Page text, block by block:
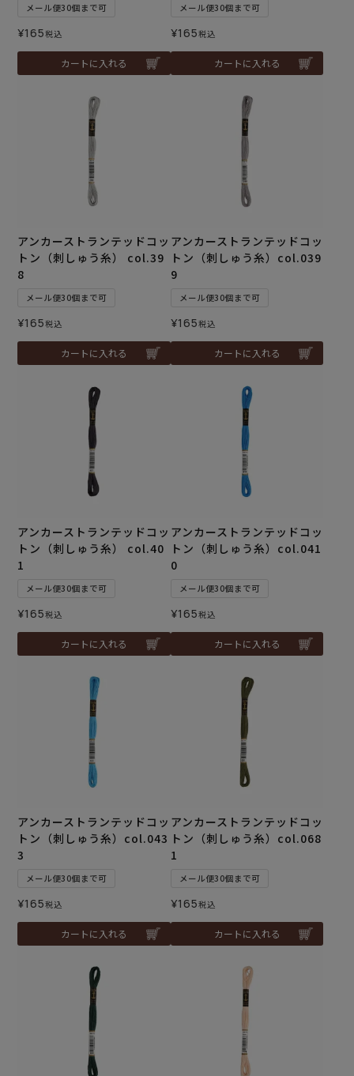
メール便30個まで可
¥165税込
カートに入れる
メール便30個まで可
¥165税込
カートに入れる
アンカーストランテッドコッ
トン（刺しゅう糸） col.39
8
メール便30個まで可
¥165税込
カートに入れる
アンカーストランテッドコッ
トン（刺しゅう糸）col.039
9
メール便30個まで可
¥165税込
カートに入れる
アンカーストランテッドコッ
トン（刺しゅう糸） col.40
1
メール便30個まで可
¥165税込
カートに入れる
アンカーストランテッドコッ
トン（刺しゅう糸）col.041
0
メール便30個まで可
¥165税込
カートに入れる
アンカーストランテッドコッ
トン（刺しゅう糸）col.043
3
メール便30個まで可
¥165税込
カートに入れる
アンカーストランテッドコッ
トン（刺しゅう糸）col.068
1
メール便30個まで可
¥165税込
カートに入れる